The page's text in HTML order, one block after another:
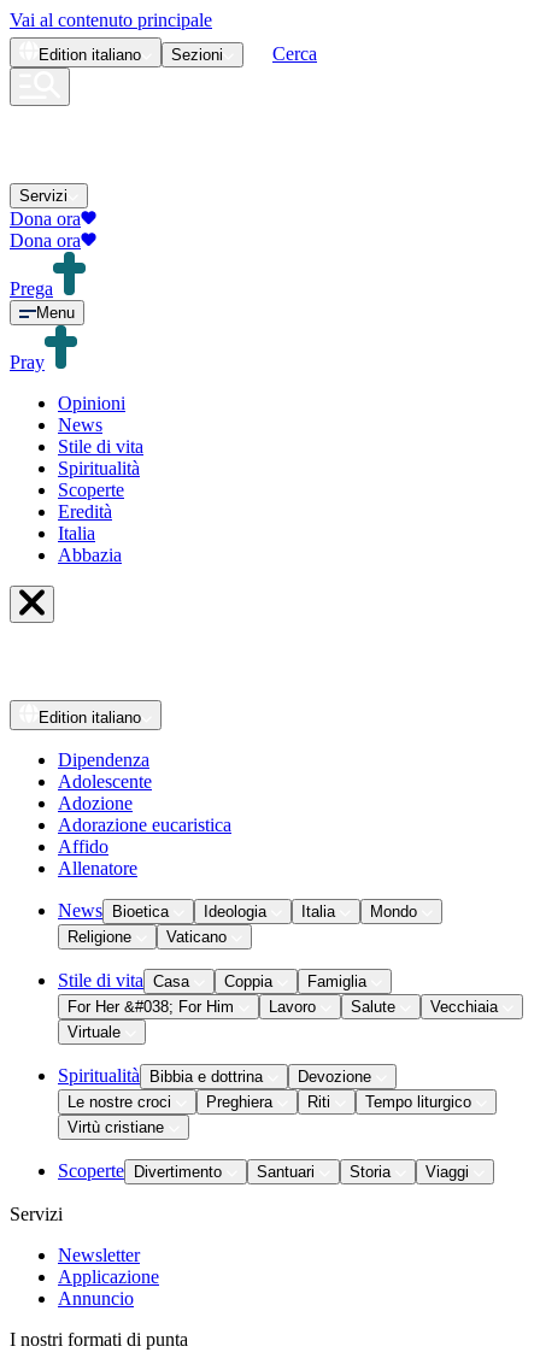
Vai al contenuto principale
Edition italiano Sezioni Cerca
Servizi
Dona ora
Dona ora
Prega
Menu
Pray
Opinioni
News
Stile di vita
Spiritualità
Scoperte
Eredità
Italia
Abbazia
Edition italiano
Dipendenza
Adolescente
Adozione
Adorazione eucaristica
Affido
Allenatore
News Bioetica Ideologia Italia
Mondo
Religione
Vaticano
Stile di vita Casa Coppia
Famiglia
For Her &#038; For Him
Lavoro Salute
Vecchiaia
Virtuale
Spiritualità Bibbia e dottrina
Devozione
Le nostre croci
Preghiera Riti
Tempo liturgico
Virtù cristiane
Scoperte Divertimento Santuari Storia Viaggi
Servizi
Newsletter
Applicazione
Annuncio
I nostri formati di punta